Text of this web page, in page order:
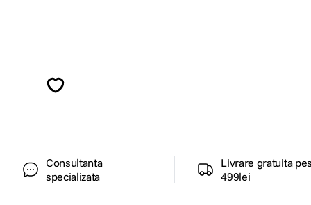
Consultanta
specializata
Livrare gratuita
499lei